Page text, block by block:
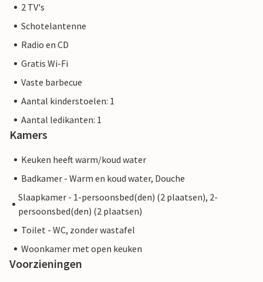
2 TV's
Schotelantenne
Radio en CD
Gratis Wi-Fi
Vaste barbecue
Aantal kinderstoelen: 1
Aantal ledikanten: 1
Kamers
Keuken heeft warm/koud water
Badkamer - Warm en koud water, Douche
Slaapkamer - 1-persoonsbed(den) (2 plaatsen), 2-
persoonsbed(den) (2 plaatsen)
Toilet - WC, zonder wastafel
Woonkamer met open keuken
Voorzieningen